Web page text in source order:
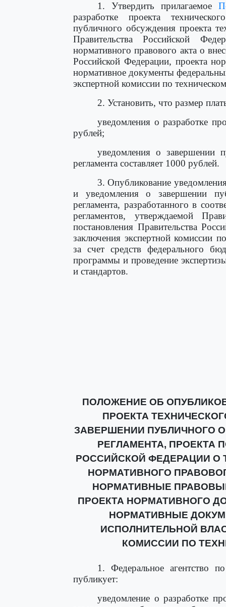
1. Утвердить прилагаемое
разработке проекта
публичного обсуждения проекта
Правительства Российской
нормативного правового акта о
Российской Федерации, проекта
нормативное документы
экспертной комиссии по
2. Установить, что размер
уведомления о разработке
рублей;
уведомления о завершении
регламента составляет 1000 рублей.
3. Опубликование
и уведомления о завершении
регламента, разработанного в
регламентов, утверждаемой
постановления Правительства
заключения экспертной комиссии
за счет средств федерального
программы и проведение
и стандартов.
ПОЛОЖЕНИЕ ОБ
ПРОЕКТА
ЗАВЕРШЕНИИ ПУБЛИЧНОГО
РЕГЛАМЕНТА, ПРОЕКТА
РОССИЙСКОЙ ФЕДЕРАЦИИ О
НОРМАТИВНОГО
НОРМАТИВНЫЕ
ПРОЕКТА НОРМАТИВНОГО
НОРМАТИВНЫЕ
ИСПОЛНИТЕЛЬНОЙ
КОМИССИИ ПО
1. Федеральное агентство
публикует:
уведомление о разработке